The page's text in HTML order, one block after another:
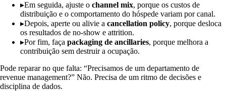
▸Em seguida, ajuste o channel mix, porque os custos de
distribuição e o comportamento do hóspede variam por canal.
▸Depois, aperte ou alivie a cancellation policy, porque desloca
os resultados de no-show e attrition.
▸Por fim, faça packaging de ancillaries, porque melhora a
contribuição sem destruir a ocupação.
Pode reparar no que falta: “Precisamos de um departamento de
revenue management?” Não. Precisa de um ritmo de decisões e
disciplina de dados.